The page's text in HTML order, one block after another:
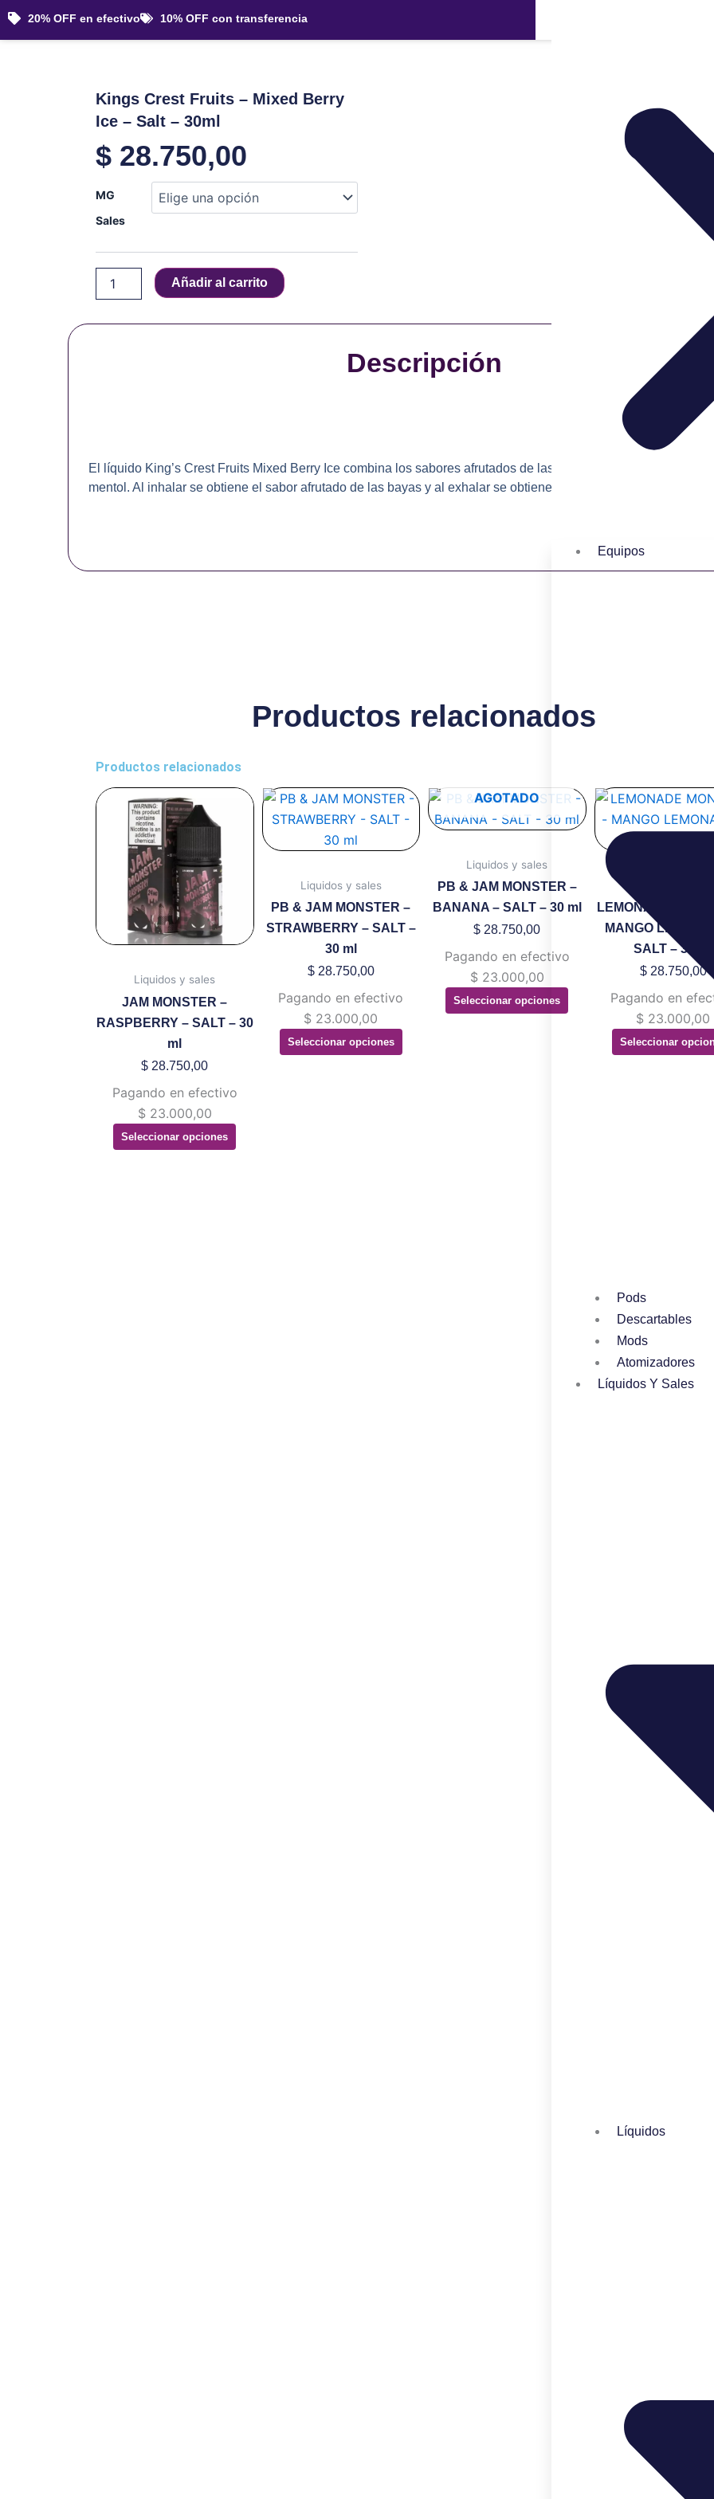
20% OFF en efectivo 10% OFF con transferencia
Equipos
Pods
Descartables
Mods
Atomizadores
Líquidos Y Sales
Líquidos
Kings Crest Fruits – Mixed Berry
Ice – Salt – 30ml
$ 28.750,00
MG
Sales
Kings
Fruits
Mixed
Berry
-
Añadir al carrito
Descripción
El líquido King’s Crest Fruits Mixed Berry Ice combina los sabores afrutados de las bayas mixtas con un toque
mentol. Al inhalar se obtiene el sabor afrutado de las bayas y al exhalar se obtiene un toque de mentol.
Productos relacionados
Productos relacionados
Liquidos y sales
JAM MONSTER –
RASPBERRY – SALT – 30
ml
$ 28.750,00
Pagando en efectivo
$ 23.000,00
Seleccionar opciones
Este
producto
múltiples
variantes.
Las
opciones
se
elegir
en
la
página
de
producto
Liquidos y sales
PB & JAM MONSTER –
STRAWBERRY – SALT –
30 ml
$28.750,00
Pagando en efectivo
$ 23.000,00
Seleccionar opciones
Este
producto
tiene
variantes.
Las
opciones
pueden
en
la
página
AGOTADO
Liquidos y sales
PB & JAM MONSTER –
BANANA – SALT – 30 ml
$ 28.750,00
Pagando en efectivo
$ 23.000,00
Seleccionar opciones
Este
producto
múltiples
variantes.
Las
opciones
pueden
elegir
en
LEMONADE
MANGO
SALT – 30 ml
$28.750,00
Pagando en
$ 23.000,00
Seleccionar
Este
se
en
la
página